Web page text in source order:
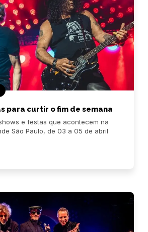
para curtir o fim de semana
e festas que acontecem na
São Paulo, de 03 a 05 de abril